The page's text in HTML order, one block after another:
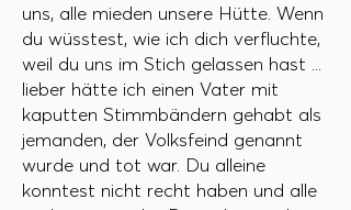
uns, alle mieden unsere Hütte. Wenn
du wüsstest, wie ich dich verfluchte,
weil du uns im Stich gelassen hast ...
lieber hätte ich einen Vater mit
kaputten Stimmbändern gehabt als
jemanden, der Volksfeind genannt
wurde und tot war. Du alleine
konntest nicht recht haben und alle